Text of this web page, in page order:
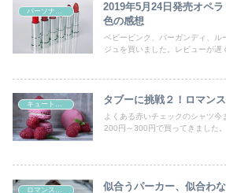
2019年5月24日発売オペ
色の感想
ベビーピンク、バーガンディ、ル
ジュを買いました。レビューが遅
タブーに挑戦２！ロマン
よくある赤いチェックのシャツ今
200円～300円で買ってきました
ロマンスタイプ 似合うパーカー、似合わ